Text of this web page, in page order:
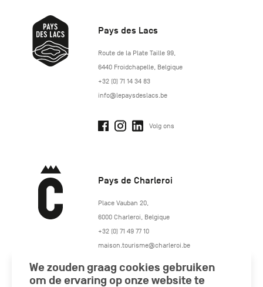
Pays des Lacs
http://www.lepaysdeslacs.be/
Route de la Plate Taille 99,
6440 Froidchapelle, Belgique
+32 (0) 71 14 34 83
info@lepaysdeslacs.be
Volg ons
Pays de Charleroi
https://www.paysdecharleroi.be/
Place Vauban 20,
6000 Charleroi, Belgique
+32 (0) 71 49 77 10
maison.tourisme@charleroi.be
Volg ons
We zouden graag cookies gebruiken
om de ervaring op onze website te